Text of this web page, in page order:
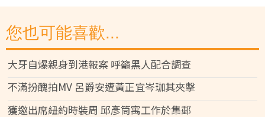
您也可能喜歡...
大牙自爆親身到港報案 呼籲黑人配合調查
不滿扮醜拍MV 呂爵安遭黃正宜岑珈其夾擊
獲邀出席紐約時裝周 邱彥筒寓工作於集郵